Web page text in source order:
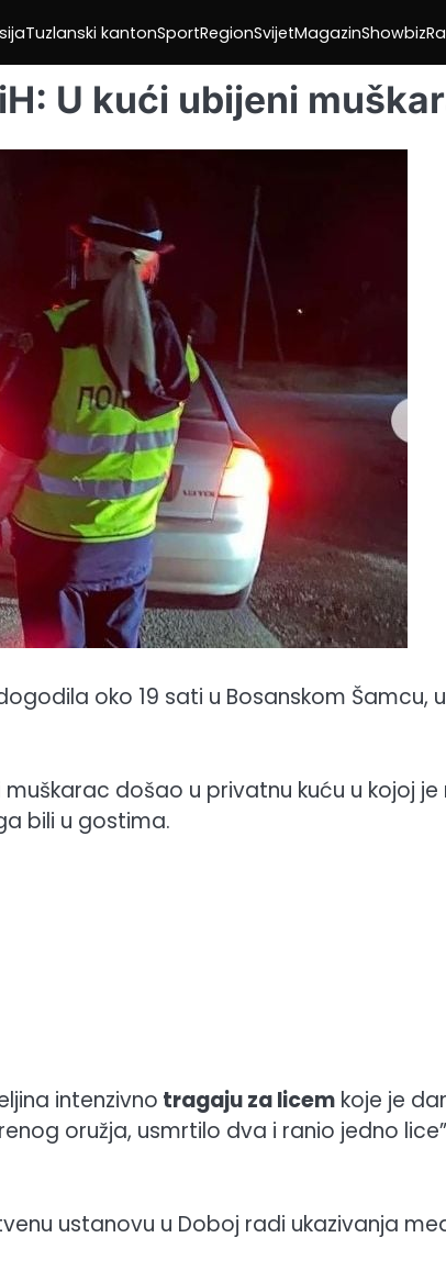
Tuzlanski kantonSportRegionSvijetMagazinShowbiz
U kući ubijeni
oko 19 sati u Bosanskom Šamcu,
došao u privatnu kuću u kojoj je
bili u gostima.
intenzivno tragaju za licem koje je
oružja, usmrtilo dva i ranio jedno
ustanovu u Doboj radi ukazivanja